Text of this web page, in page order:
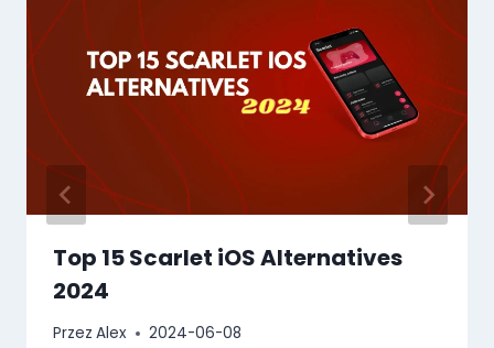
Top 15 Scarlet iOS Alternatives
2024
Przez Alex 2024-06-08